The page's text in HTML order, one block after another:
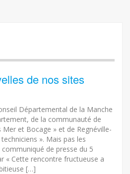
de nos sites
Départemental de la Manche
de la communauté de
et Bocage » et de Regnéville-
». Mais pas les
de presse du 5
« Cette rencontre fructueuse a
[…]